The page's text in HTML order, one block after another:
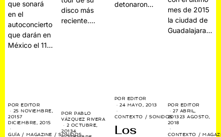
que sonará
en el
autoconcierto
que darán en
México el 11…
disco más
reciente.…
detonaron…
mes de 2015
la ciudad de
Guadalajara…
POREDITOR
25 NOVIEMBRE,
20157
DICIEMBRE, 2015
GUÍA / MAGAZINE / SONIDOS
PORPABLO
VÁZQUEZ RIVERA
2 OCTUBRE,
20134
POR EDITOR
24 MAYO, 2013
CONTEXTO / SONIDOS
Los
POR EDITOR
27 ABRIL,
2013 23 AGOSTO,
2018
CONTEXTO /